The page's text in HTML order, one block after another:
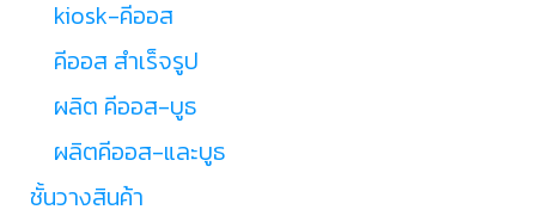
kiosk-คีออส
คีออส สำเร็จรูป
ผลิต คีออส-บูธ
ผลิตคีออส-และบูธ
ชั้นวางสินค้า